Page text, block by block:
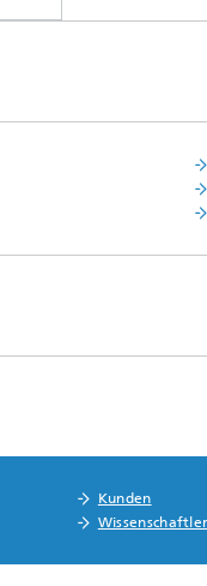
Kunden
Wissenschaftler